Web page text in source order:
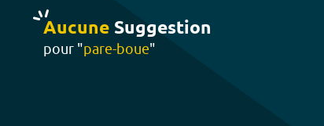
Aucune Suggestion
pour "pare-boue"